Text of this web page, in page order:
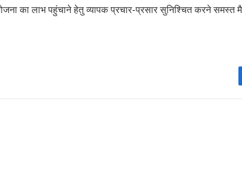
का लाभ पहुंचाने हेतु व्यापक प्रचार-प्रसार सुनिश्चित करने समस्त